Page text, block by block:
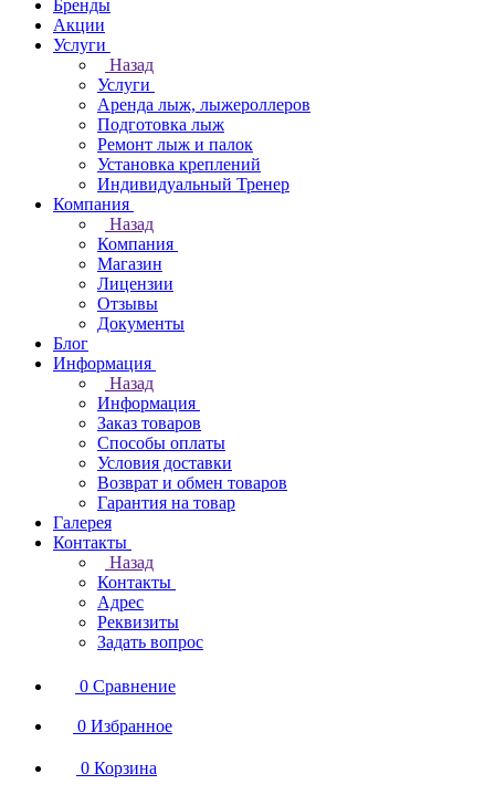
Бренды
Акции
Услуги
Назад
Услуги
Аренда лыж, лыжероллеров
Подготовка лыж
Ремонт лыж и палок
Установка креплений
Индивидуальный Тренер
Компания
Назад
Компания
Магазин
Лицензии
Отзывы
Документы
Блог
Информация
Назад
Информация
Заказ товаров
Способы оплаты
Условия доставки
Возврат и обмен товаров
Гарантия на товар
Галерея
Контакты
Назад
Контакты
Адрес
Реквизиты
Задать вопрос
0 Сравнение
0 Избранное
0 Корзина